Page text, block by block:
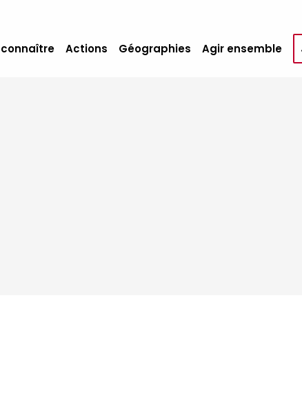
connaître Actions Géographies Agir ensemble